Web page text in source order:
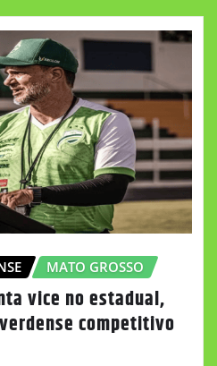
MATO GROSSO
vice no estadual,
competitivo